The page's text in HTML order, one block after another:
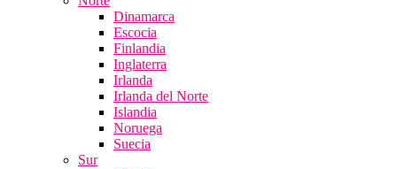
Dinamarca
Escocia
Finlandia
Inglaterra
Irlanda
Irlanda del Norte
Islandia
Noruega
Suecia
Sur